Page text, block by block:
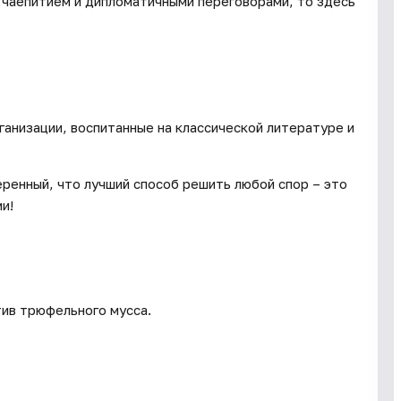
воспитанные на классической литературе и
что лучший способ решить любой спор – это
трюфельного мусса.